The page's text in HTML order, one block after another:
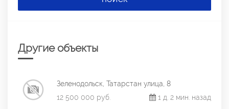
Другие объекты
Зеленодольск, Татарстан улица, 8
12 500 000 руб.
1 д. 2 мин. назад